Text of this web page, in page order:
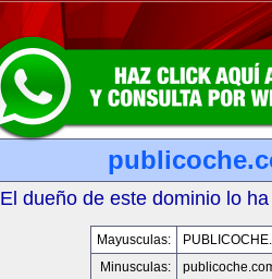
El dueño de este dominio lo
Mayusculas:
Minusculas: